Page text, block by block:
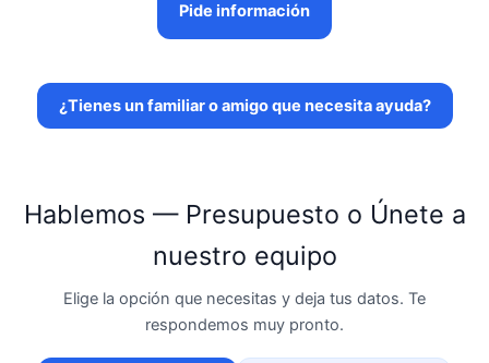
Pide información
¿Tienes un familiar o amigo que necesita ayuda?
Hablemos — Presupuesto o Únete a
nuestro equipo
Elige la opción que necesitas y deja tus datos. Te
respondemos muy pronto.